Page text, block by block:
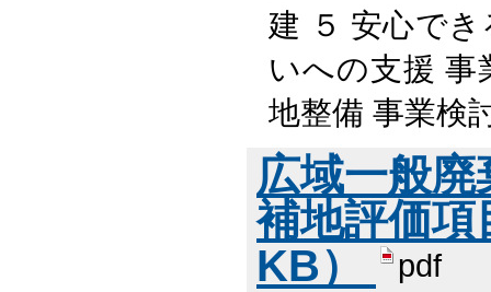
建 ５ 安心でき
いへの支援 事
地整備 事業検
広域一般
補地評価項
KB）
pdf